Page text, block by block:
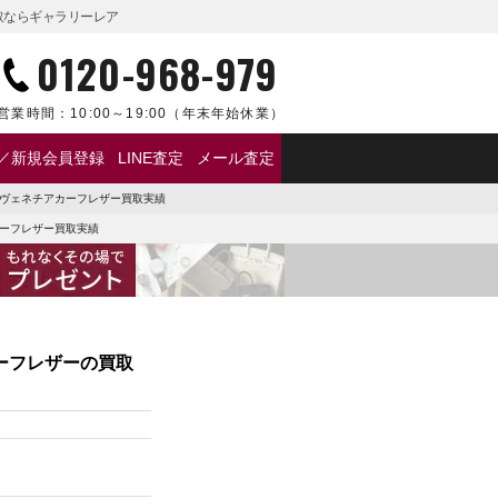
らギャラリーレア
0120-968-979
業時間： 10:00～19:00 （年末年始休業）
新規会員登録 LINE査定 メール査定
ェネチアカーフレザー買取実績
フレザー買取実績
フレザーの買取